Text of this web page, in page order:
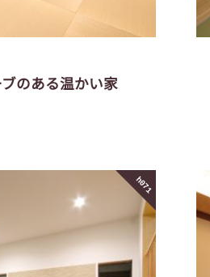
のある温かい家
h071